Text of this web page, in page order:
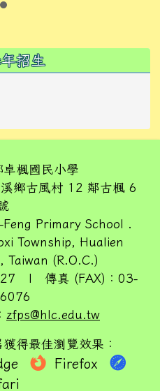
招生
楓國民小學
鄉古風村 12 鄰古楓 6
Primary School .
Township, Hualien
(R.O.C.)
| 傳真 (FAX)：03-
zfps@hlc.edu.tw
得最佳瀏覽效果：
Firefox